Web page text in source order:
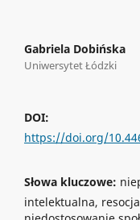
Gabriela Dobińska
Uniwersytet Łódzki
DOI:
https://doi.org/
Słowa kluczowe:
intelektualna,